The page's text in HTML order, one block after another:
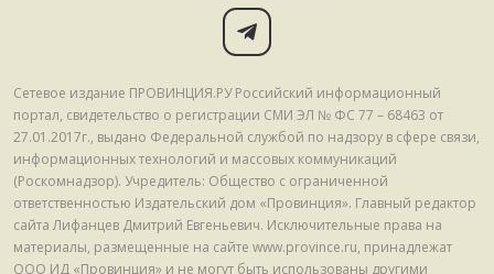
Сетевое издание ПРОВИНЦИЯ.РУ Российский информационный
портал, свидетельство о регистрации СМИ ЭЛ № ФС 77 – 68463 от
27.01.2017г., выдано Федеральной службой по надзору в сфере связи,
информационных технологий и массовых коммуникаций
(Роскомнадзор). Учредитель: Общество с ограниченной
ответственностью Издательский дом «Провинция». Главный редактор
сайта Лифанцев Дмитрий Евгеньевич. Исключительные права на
материалы, размещенные на сайте www.province.ru, принадлежат
ООО ИД «Провинция» и не могут быть использованы другими